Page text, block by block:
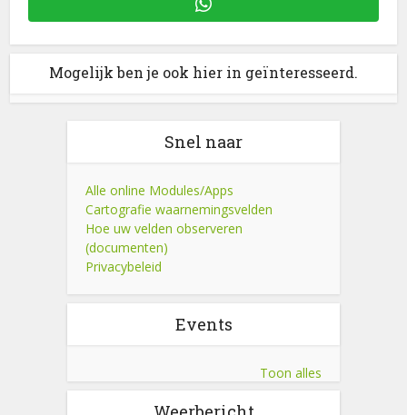
Mogelijk ben je ook hier in geïnteresseerd.
Snel naar
Alle online Modules/Apps
Cartografie waarnemingsvelden
Hoe uw velden observeren
(documenten)
Privacybeleid
Events
Toon alles